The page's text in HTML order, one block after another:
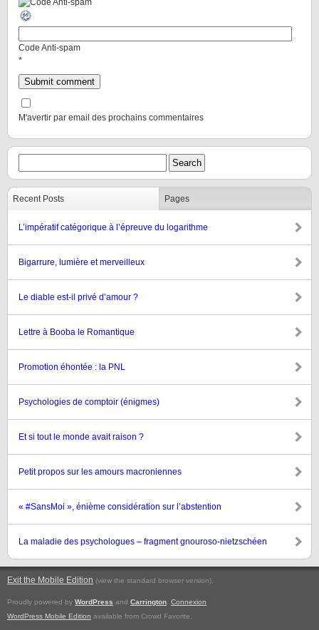
Code Anti-spam
*
M'avertir par email des prochains commentaires
Recent Posts Pages
L’impératif catégorique à l’épreuve du logarithme
Bigarrure, lumière et merveilleux
Le diable est-il privé d’amour ?
Lettre à Booba le Romantique
Promotion éhontée : la PNL
Psychologies de comptoir (énigmes)
Et si tout le monde avait raison ?
Petit propos sur les amours macroniennes
« #SansMoi », énième considération sur l’abstention
La maladie des psychologues – fragment gnouroso-nietzschéen
Exit the Mobile Edition (view the standard browser version).
Proudly powered by WordPress and Carrington Connexion
WordPress Mobile Edition available from Crowd Favorite.